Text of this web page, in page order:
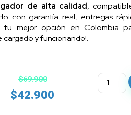
de alta calidad,
con garantía real, entregas
tu mejor opción en Colombia
cargado y funcionando!.
$69.900
$42.900